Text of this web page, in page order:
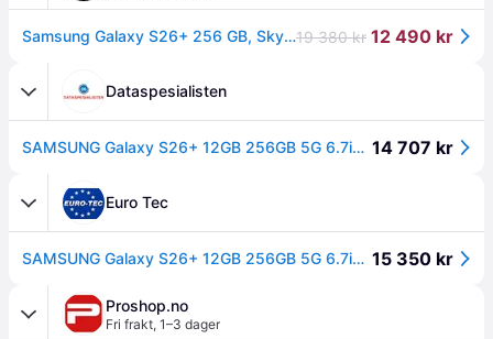
Samsung Galaxy S26+ 256 GB, Sky Blue19 380 kr 12 490 kr
Dataspesialisten
SAMSUNG Galaxy S26+ 12GB 256GB 5G 6.7inch 3120x1440 2600nits Wifi7 BT6 USB3.2 UWB IP68 DS+eSim 4900mAh 45W incl. black cable Blue (SM-S947BLBDEUB) 14 707 kr
Euro Tec
SAMSUNG Galaxy S26+ 12GB 256GB 5G 6.7inch 3120x1440 2600nits Wifi7 BT6 USB3.2 UWB IP68 DS+eSim 4900mAh 45W incl. black cable Blue (SM-S947BLBDEUB) 15 350 kr
Proshop.no
Fri frakt, 1–3 dager